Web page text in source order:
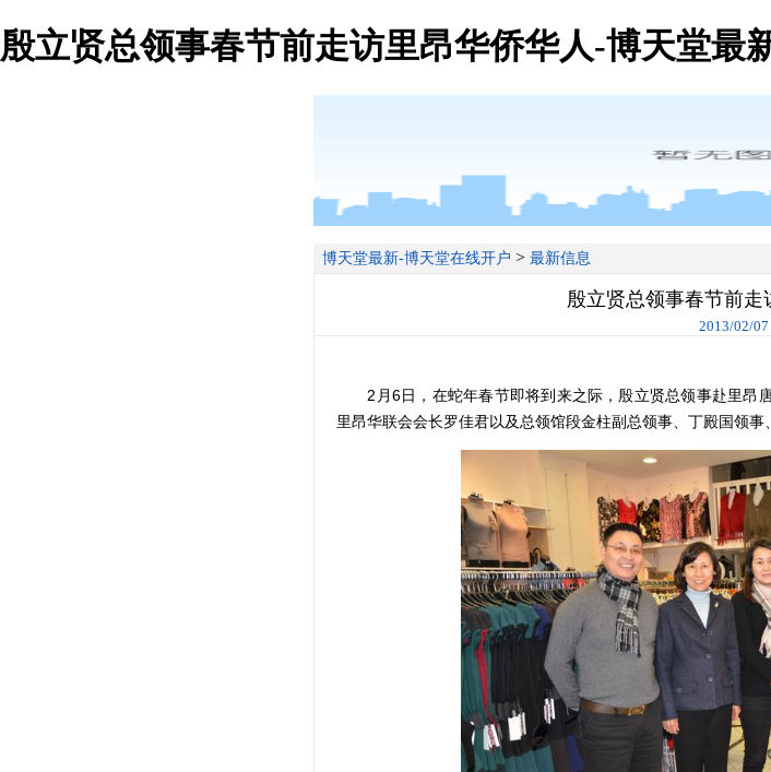
殷立贤总领事春节前走访里昂华侨华人-博天堂最
博天堂最新-博天堂在线开户 > 最新信息
殷立贤总领事春节前走
2013/02/07
2月6日，在蛇年春节即将到来之际，殷立贤总领事赴里昂
里昂华联会会长罗佳君以及总领馆段金柱副总领事、丁殿国领事